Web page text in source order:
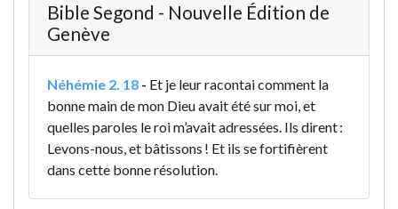
Bible Segond - Nouvelle Édition de
Genève
Néhémie 2. 18 - Et je leur racontai comment la
bonne main de mon Dieu avait été sur moi, et
quelles paroles le roi m’avait adressées. Ils dirent :
Levons-nous, et bâtissons ! Et ils se fortifièrent
dans cette bonne résolution.